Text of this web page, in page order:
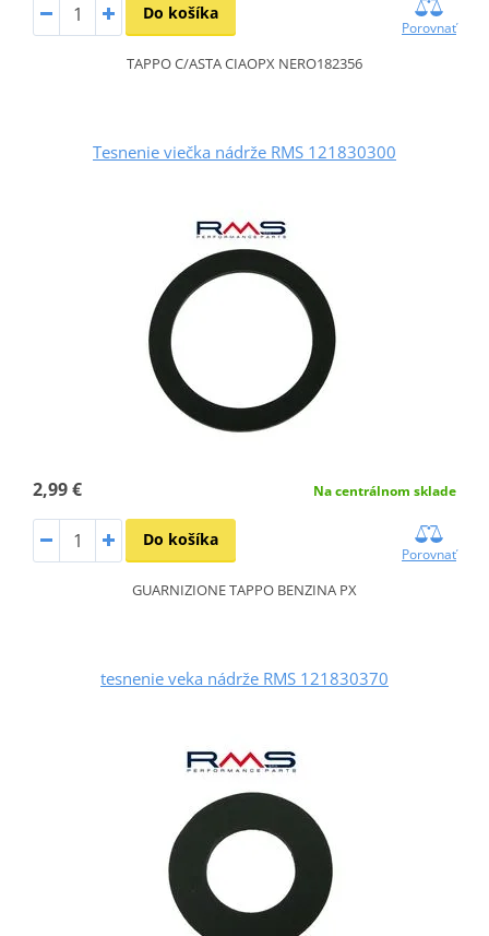
Do košíka
Porovnať
TAPPO C/ASTA CIAOPX NERO182356
Tesnenie viečka nádrže RMS 121830300
2,99 € Na centrálnom sklade
Do košíka
Porovnať
GUARNIZIONE TAPPO BENZINA PX
tesnenie veka nádrže RMS 121830370